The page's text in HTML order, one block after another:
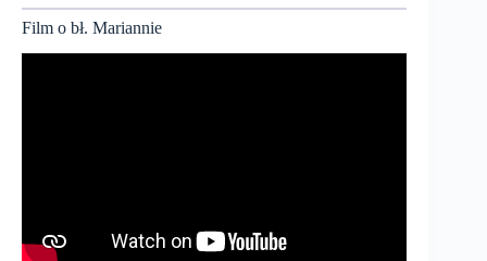
Film o bł. Mariannie